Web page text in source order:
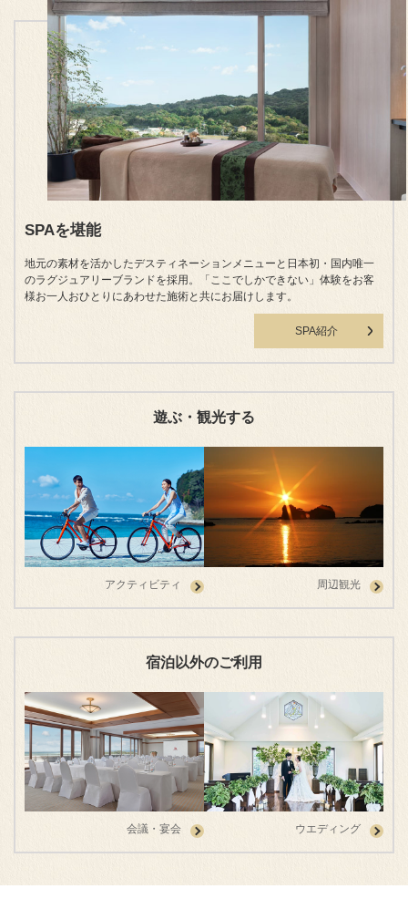
SPAを堪能
地元の素材を活かしたデスティネーションメニューと日本初・国内唯一
のラグジュアリーブランドを採用。「ここでしかできない」体験をお客
様お一人おひとりにあわせた施術と共にお届けします。
SPA紹介
遊ぶ・観光する
アクティビティ 周辺観光
宿泊以外のご利用
会議・宴会 ウエディング